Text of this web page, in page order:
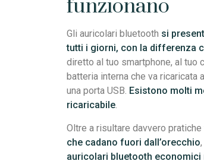
funzionano
Gli auricolari bluetooth si
tutti i giorni, con la differenza
diretto al tuo smartphone, al tuo
batteria interna che va ricaricata
una porta USB. Esistono molti
ricaricabile.
Oltre a risultare davvero
che cadano fuori dall’orecchio,
auricolari bluetooth economici